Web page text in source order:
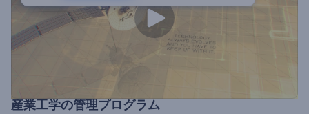
産業工学の管理プログラム